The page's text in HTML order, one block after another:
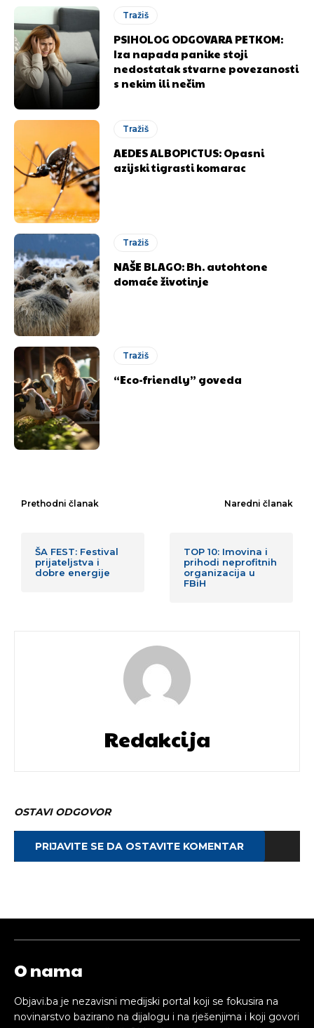
Tražiš
PSIHOLOG ODGOVARA PETKOM:
Iza napada panike stoji
nedostatak stvarne povezanosti
s nekim ili nečim
Tražiš
AEDES ALBOPICTUS: Opasni
azijski tigrasti komarac
Tražiš
NAŠE BLAGO: Bh. autohtone
domaće životinje
Tražiš
“Eco-friendly” goveda
Prethodni članak
ŠA FEST: Festival
prijateljstva i
dobre energije
Naredni članak
TOP 10: Imovina i
prihodi neprofitnih
organizacija u
FBiH
Redakcija
OSTAVI ODGOVOR
PRIJAVITE SE DA OSTAVITE KOMENTAR
O nama
Objavi.ba je nezavisni medijski portal koji se fokusira na
novinarstvo bazirano na dijalogu i na rješenjima i koji govori